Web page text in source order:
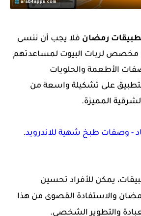
رمضان فلا يجب أن ننسى
مخصص لربات البيوت لمساعدتهم
الأطعمة والحلويات
على تشكيلة واسعة من
المميزة.
- وصفات طبخ شهية للاندرويد.
يمكن للأفراد تحسين
والاستفادة القصوى من هذا
والتطوير الشخصي.